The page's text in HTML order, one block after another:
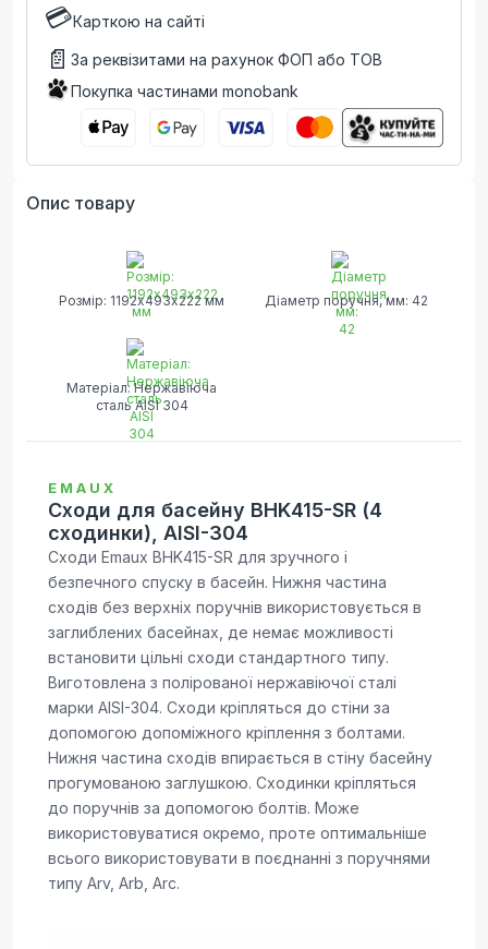
💳Карткою на сайті
📄 За реквізитами на рахунок ФОП або ТОВ
Покупка частинами monobank
Опис товару
Розмір: 1192х493х222 мм Діаметр поручня, мм: 42
Матеріал: Нержавіюча
сталь AISI 304
EMAUX
Сходи для басейну BHK415-SR (4
сходинки), AISI-304
Сходи Emaux BHK415-SR для зручного і
безпечного спуску в басейн. Нижня частина
сходів без верхніх поручнів використовується в
заглиблених басейнах, де немає можливості
встановити цільні сходи стандартного типу.
Виготовлена з полірованої нержавіючої сталі
марки AISI-304. Сходи кріпляться до стіни за
допомогою допоміжного кріплення з болтами.
Нижня частина сходів впирається в стіну басейну
прогумованою заглушкою. Сходинки кріпляться
до поручнів за допомогою болтів. Може
використовуватися окремо, проте оптимальніше
всього використовувати в поєднанні з поручнями
типу Arv, Arb, Arc.